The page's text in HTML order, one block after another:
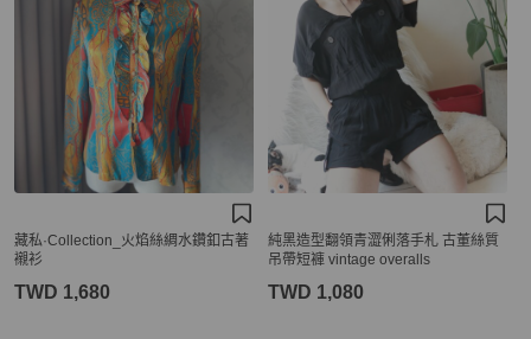
藏私·Collection_火焰絲綢水鑽釦古著
襯衫
TWD 1,680
純黑造型翻領青澀俐落手札 古董絲質
吊帶短褲 vintage overalls
TWD 1,080